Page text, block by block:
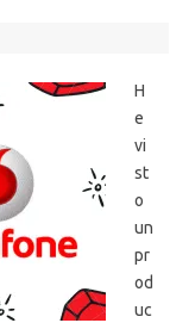
H
e
vi
st
o
un
pr
od
uc